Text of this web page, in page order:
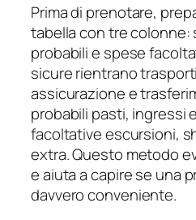
Prima di prenotare,
tabella con tre
probabili e spese
sicure rientrano
assicurazione e
probabili pasti, ingressi
facoltative escursioni,
extra. Questo metodo
e aiuta a capire se una
davvero conveniente.